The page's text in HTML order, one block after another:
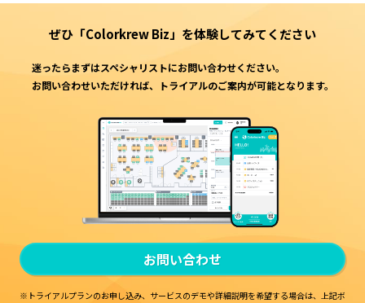
ぜひ「Colorkrew Biz」を体験してみてください
迷ったらまずはスペシャリストにお問い合わせください。
お問い合わせいただければ、トライアルのご案内が可能となります。
お問い合わせ
※トライアルプランのお申し込み、サービスのデモや詳細説明を希望する場合は、 上記ボ